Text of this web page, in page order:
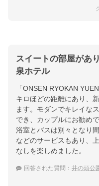
スイートの部屋があ
泉ホテル
「ONSEN RYOKAN
キロほどの距離にあり、
ます。モダンでキレイな
でき、カップルにお勧め
浴室とバスは別々となり
などのサービスもあり、
なしを楽しめました。
回答された質問： 井の頭公園